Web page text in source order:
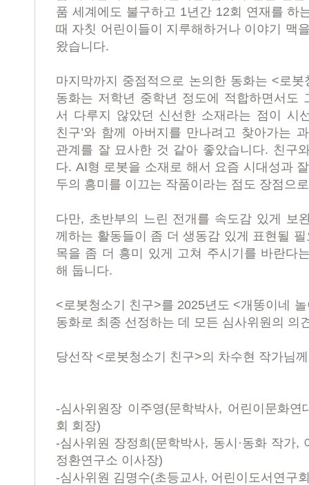
품 세계에도 불구하고 1년간 12회 연재를 하
때 자칫 어린이들이 지루해하거나 이야기 맥
왔습니다.
마지막까지 중점적으로 논의한 동화는 <로봇
동화는 저학년 중학년 정도에 적합하면서도
서 다루지 않았던 신선한 소재라는 점이 시
친구’와 함께 아버지를 만나려고 찾아가는
관계를 잘 묘사한 것 같아 좋았습니다. 친구
다. AI형 로봇을 소재로 해서 요즘 시대성과
두의 흥미를 이끄는 작품이라는 점도 장점으
다만, 초반부의 느린 전개를 속도감 있게 보
께하는 활동들이 좀 더 생동감 있게 표현될
목을 좀 더 흥미 있게 고쳐 주시기를 바란다
해 둡니다.
<로봇청소기 친구>를 2025년도 <개똥이네
동화로 최종 선정하는 데 모든 심사위원의 의
당선작 <로봇청소기 친구>의 차수현 작가님
-심사위원장 이주영(문학박사, 어린이문화연
회 회장)
-심사위원 장정희 (문학박사, 동시 ·동화 작가,
정환연구소 이사장)
-심사위원 김명수(초등교사, 어린이도서연구